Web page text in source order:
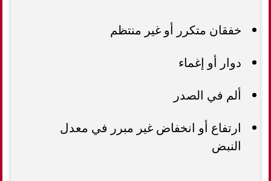
خفقان متكرر أو غير منتظم
دوار أو إغماء
ألم في الصدر
ارتفاع أو انخفاض غير مبرر في معدل
النبض